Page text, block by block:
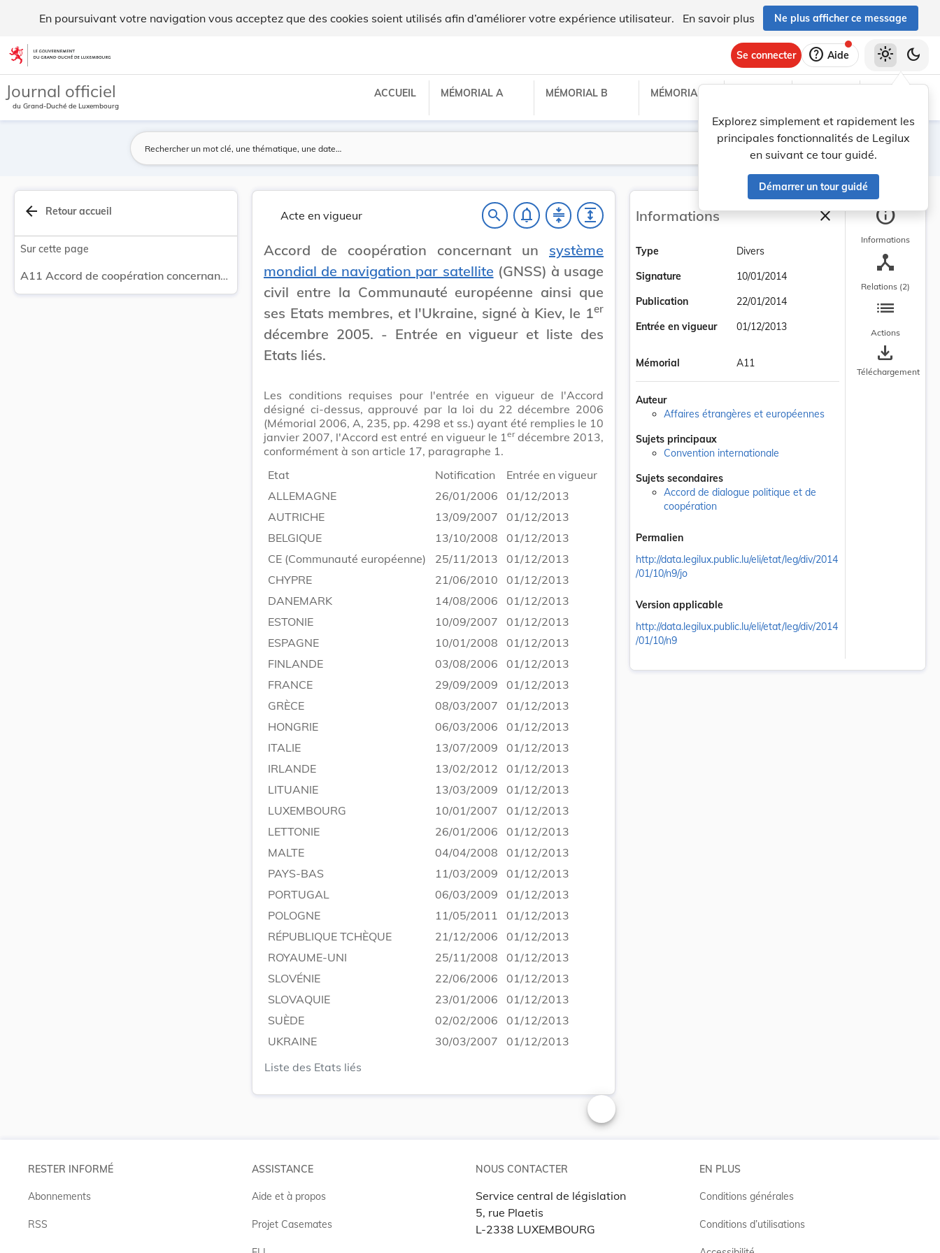
En poursuivant votre navigation vous acceptez que des cookies soient utilisés afin d’améliorer votre expérience utilisateur. En savoir plus Ne plus afficher ce message
Aller au contenu
Se connecter help Aide
Explorez simplement et rapidement les
principales fonctionnalités de Legilux
en suivant ce tour guidé.
Démarrer un tour guidé
light_mode dark_mode
Journal officiel
du Grand-Duché de Luxembourg
ACCUEIL MÉMORIAL A MÉMORIAL B MÉMORIAL C
Lancer la recherche
Filtres
arrow_back Retour accueil
Sur cette page
A11 Accord de coopération concernant un système mondial de navigation par satellite (GNSS) à usage civil entre la Communauté européenne ainsi que ses Etats membres, et l'Ukraine, signé à Kiev, le 1er décembre 2005. - Entrée en vigueur et liste des Etats liés.
Acte en vigueur search notifications_none compress expand
Accord de coopération concernant un système
mondial de navigation par satellite (GNSS) à usage
civil entre la Communauté européenne ainsi que
ses Etats membres, et l'Ukraine, signé à Kiev, le 1er
décembre 2005. - Entrée en vigueur et liste des
Etats liés.
Les conditions requises pour l'entrée en vigueur de l'Accord
désigné ci-dessus, approuvé par la loi du 22 décembre 2006
(Mémorial 2006, A, 235, pp. 4298 et ss.) ayant été remplies le 10
janvier 2007, l'Accord est entré en vigueur le 1 erdécembre 2013,
conformément à son article 17, paragraphe 1.
Liste des Etats liés
Etat Notification
Entrée en vigueur
ALLEMAGNE
26/01/2006
01/12/2013
AUTRICHE
13/09/2007
01/12/2013
BELGIQUE
13/10/2008
01/12/2013
CE (Communauté européenne)
25/11/2013
01/12/2013
CHYPRE
21/06/2010
01/12/2013
DANEMARK
14/08/2006
01/12/2013
ESTONIE
10/09/2007
01/12/2013
ESPAGNE
10/01/2008
01/12/2013
FINLANDE
03/08/2006
01/12/2013
FRANCE
29/09/2009
01/12/2013
GRÈCE
08/03/2007
01/12/2013
HONGRIE
06/03/2006
01/12/2013
ITALIE
13/07/2009
01/12/2013
IRLANDE
13/02/2012
01/12/2013
LITUANIE
13/03/2009
01/12/2013
LUXEMBOURG
10/01/2007
01/12/2013
LETTONIE
26/01/2006
01/12/2013
MALTE
04/04/2008
01/12/2013
PAYS-BAS
11/03/2009
01/12/2013
PORTUGAL
06/03/2009
01/12/2013
POLOGNE
11/05/2011
01/12/2013
RÉPUBLIQUE TCHÈQUE
21/12/2006
01/12/2013
ROYAUME-UNI
25/11/2008
01/12/2013
SLOVÉNIE
22/06/2006
01/12/2013
SLOVAQUIE
23/01/2006
01/12/2013
SUÈDE
02/02/2006
01/12/2013
UKRAINE
30/03/2007 01/12/2013
Changer la taille du texte
Informations closeFermer la barre
Type
Divers
Signature
10/01/2014
Publication
22/01/2014
Entrée en vigueur
01/12/2013
Mémorial A11
Auteur
Affaires étrangères et européennes
Sujets principaux
Convention internationale
Sujets secondaires
Accord de dialogue politique et de
coopération
Permalien
http://data.legilux.public.lu/eli/etat/leg/div/2014
/01/10/n9/jo
Version applicable
http://data.legilux.public.lu/eli/etat/leg/div/2014
/01/10/n9
info
Informations
device_hub
Relations (2)
list
Actions
save_alt
Téléchargement
RESTER INFORMÉ
Abonnements
RSS
ASSISTANCE
Aide et à propos
Projet Casemates
NOUS CONTACTER
Service central de législation
5, rue Plaetis
L-2338 LUXEMBOURG
EN PLUS
Conditions générales
Conditions d’utilisations